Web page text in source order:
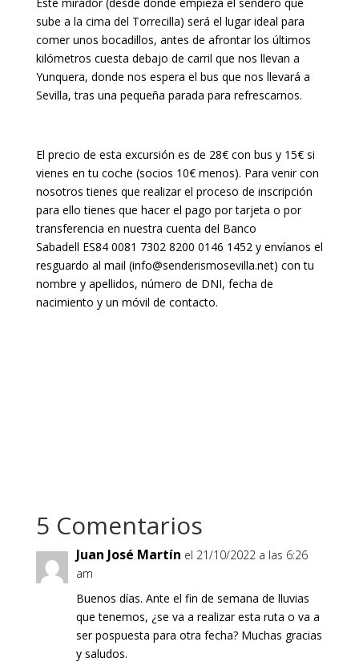
sube a la cima del Torrecilla) será el lugar ideal para
comer unos bocadillos, antes de afrontar los últimos
kilómetros cuesta debajo de carril que nos llevan a
Yunquera, donde nos espera el bus que nos llevará a
Sevilla, tras una pequeña parada para refrescarnos.
El precio de esta excursión es de 28€ con bus y 15€ si
vienes en tu coche (socios 10€ menos). Para venir con
nosotros tienes que realizar el proceso de inscripción
para ello tienes que hacer el pago por tarjeta o por
transferencia en nuestra cuenta del Banco
Sabadell ES84 0081 7302 8200 0146 1452 y envíanos el
resguardo al mail (info@senderismosevilla.net) con tu
nombre y apellidos, número de DNI, fecha de
nacimiento y un móvil de contacto.
5 Comentarios
Juan José Martín el 21/10/2022 a las 6:26
am
Buenos días. Ante el fin de semana de lluvias
que tenemos, ¿se va a realizar esta ruta o va a
ser pospuesta para otra fecha? Muchas gracias
y saludos.